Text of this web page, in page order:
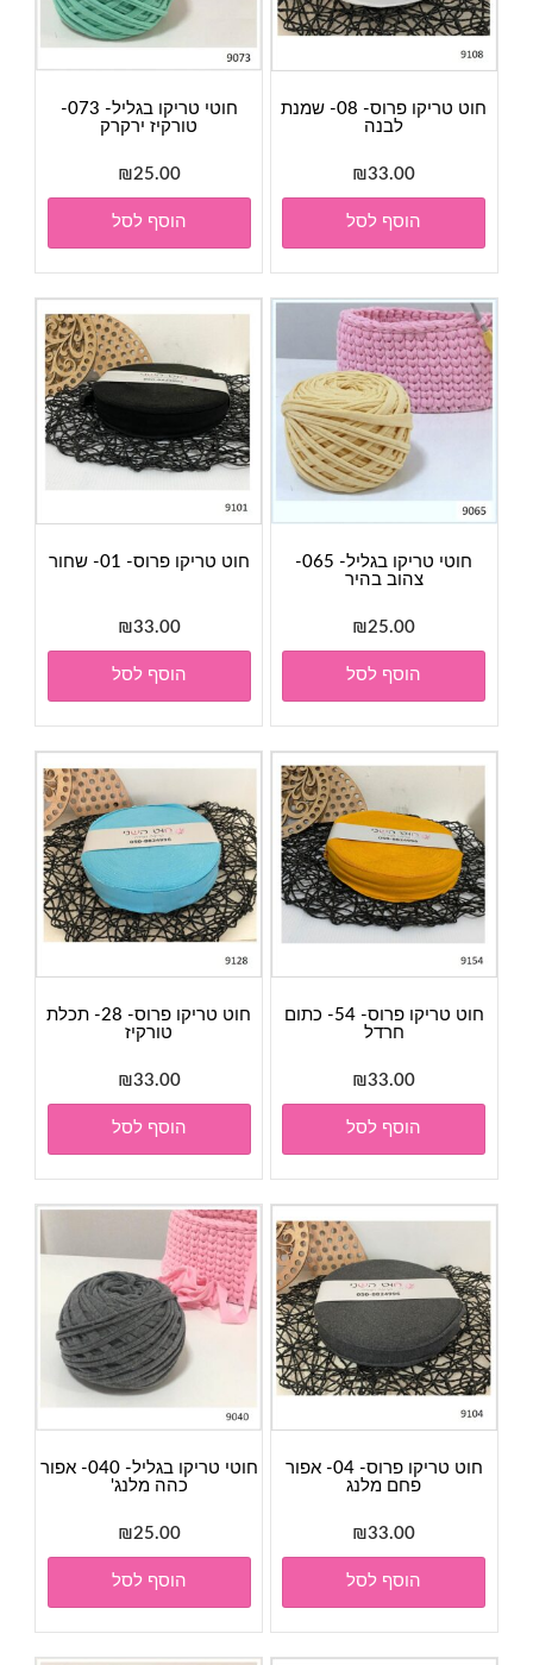
חוט טריקו פרוס- 08- שמנת
לבנה
₪33.00
הוסף לסל
חוטי טריקו בגליל- 073-
טורקיז ירקרק
₪25.00
הוסף לסל
חוטי טריקו בגליל- 065-
צהוב בהיר
₪25.00
הוסף לסל
חוט טריקו פרוס- 01- שחור
₪33.00
הוסף לסל
חוט טריקו פרוס- 54- כתום
חרדל
₪33.00
הוסף לסל
חוט טריקו פרוס- 28- תכלת
טורקיז
₪33.00
הוסף לסל
חוט טריקו פרוס- 04- אפור
פחם מלנג
₪33.00
הוסף לסל
חוטי טריקו בגליל- 040- אפור
כהה מלנג'
₪25.00
הוסף לסל